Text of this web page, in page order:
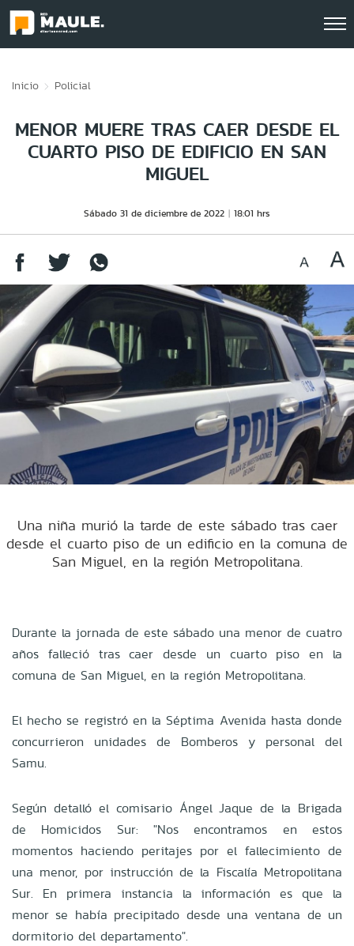
Inicio Policial
MENOR MUERE TRAS CAER DESDE EL
CUARTO PISO DE EDIFICIO EN SAN
MIGUEL
Sábado 31 de diciembre de 2022 18:01 hrs
Una niña murió la tarde de este sábado tras caer
desde el cuarto piso de un edificio en la comuna de
San Miguel, en la región Metropolitana.
Durante la jornada de este sábado una menor de cuatro
años falleció tras caer desde un cuarto piso en la
comuna de San Miguel, en la región Metropolitana.
El hecho se registró en la Séptima Avenida hasta donde
concurrieron unidades de Bomberos y personal del
Samu.
Según detalló el comisario Ángel Jaque de la Brigada
de Homicidos Sur: "Nos encontramos en estos
momentos haciendo peritajes por el fallecimiento de
una menor, por instrucción de la Fiscalía Metropolitana
Sur. En primera instancia la información es que la
menor se había precipitado desde una ventana de un
dormitorio del departamento".